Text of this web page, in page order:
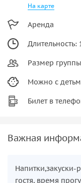
На карте
Аренда
Длительность:
Размер
Можно с
Билет в
Важная
гостя, время